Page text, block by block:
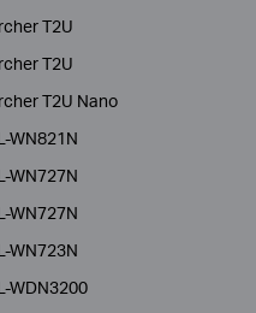
T2U
T2U
T2U Nano
WN821N
WN727N
WN727N
WN723N
WDN3200